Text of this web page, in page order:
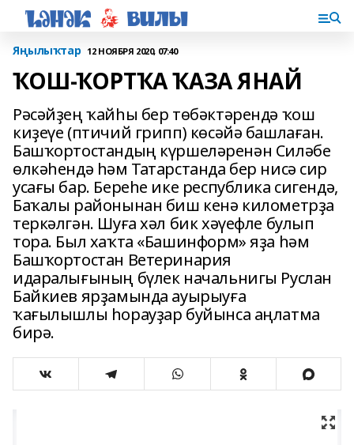
Яңылыҡтар 12 НОЯБРЯ 2020, 07:40
ҠОШ-ҠОРТҠА ҠАЗА ЯНАЙ
Рәсәйҙең ҡайһы бер төбәктәрендә ҡош
киҙеүе (птичий грипп) көсәйә башлаған.
Башҡортостандың күршеләренән Силәбе
өлкәһендә һәм Татарстанда бер нисә сир
усағы бар. Береһе ике республика сигендә,
Баҡалы районынан биш кенә километрҙа
теркәлгән. Шуға хәл бик хәүефле булып
тора. Был хаҡта «Башинформ» яҙа һәм
Башҡортостан Ветеринария
идаралығының бүлек начальнигы Руслан
Байкиев ярҙамында ауырыуға
ҡағылышлы һорауҙар буйынса аңлатма
бирә.